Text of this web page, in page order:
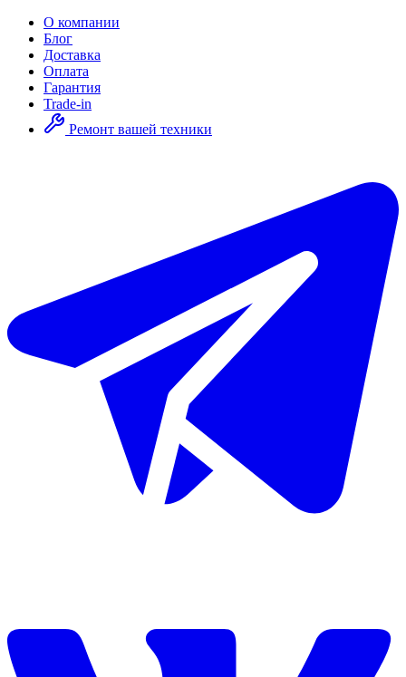
О компании
Блог
Доставка
Оплата
Гарантия
Trade-in
Ремонт вашей техники